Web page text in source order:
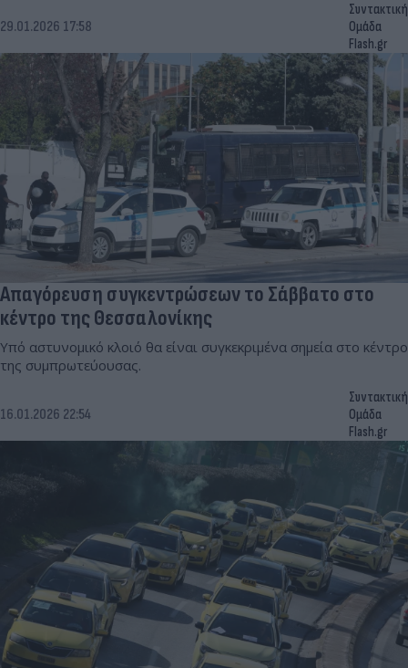
29.01.2026 17:58
Συντακτική
Ομάδα
Flash.gr
Απαγόρευση συγκεντρώσεων το Σάββατο στο
κέντρο της Θεσσαλονίκης
Υπό αστυνομικό κλοιό θα είναι συγκεκριμένα σημεία στο κέντρο
της συμπρωτεύουσας.
16.01.2026 22:54
Συντακτική
Ομάδα
Flash.gr